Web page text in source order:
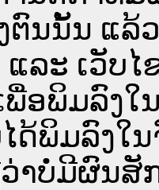
ຕົນນັ້ນ ແລ້
ແລະ ເວັບ
ພື່ອພິມລົງ
ດ້​ພິມ​ລົງ​ໃ
າບໍ່​ມີ​ຜົນ​ສັ